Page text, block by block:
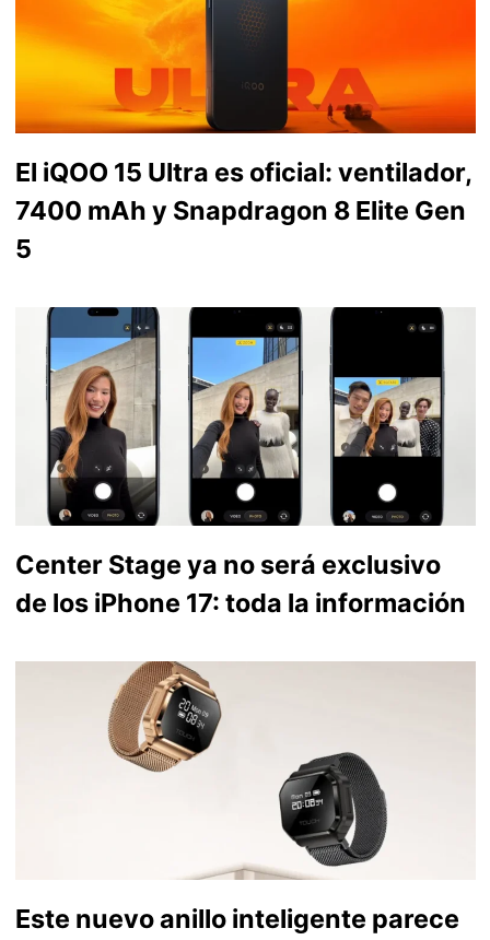
El iQOO 15 Ultra es oficial: ventilador,
7400 mAh y Snapdragon 8 Elite Gen
5
Center Stage ya no será exclusivo
de los iPhone 17: toda la información
Este nuevo anillo inteligente parece